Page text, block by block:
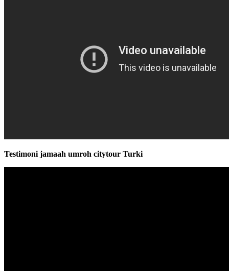
Testimoni jamaah umroh citytour Turki